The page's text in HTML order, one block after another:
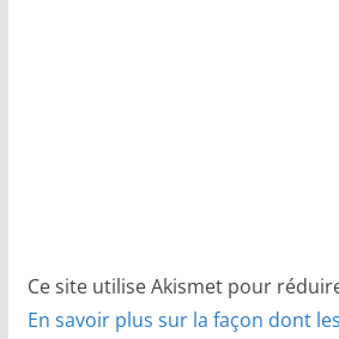
Ce site utilise Akismet pour
En savoir plus sur la façon dont